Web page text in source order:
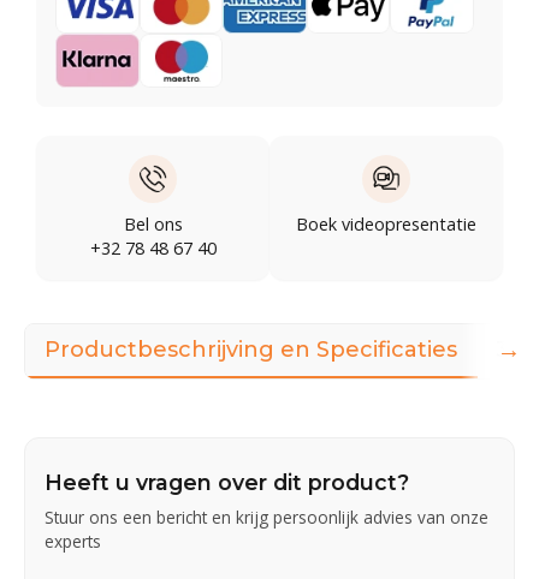
Bel ons
+32 78 48 67 40
Boek videopresentatie
Productbeschrijving en Specificaties
Heeft u vragen over dit product?
Stuur ons een bericht en krijg persoonlijk advies van onze
experts
→